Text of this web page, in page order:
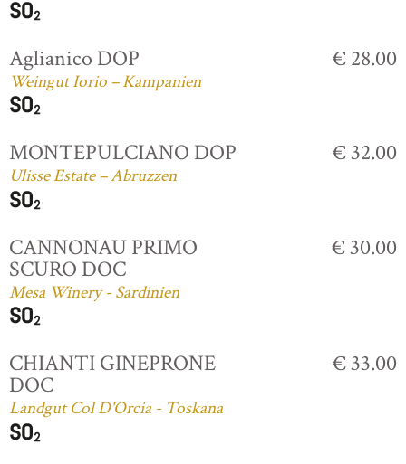
Aglianico DOP
Weingut Iorio – Kampanien
€ 28.00
MONTEPULCIANO DOP
Ulisse Estate – Abruzzen
€ 32.00
CANNONAU PRIMO
SCURO DOC
Mesa Winery - Sardinien
€ 30.00
CHIANTI GINEPRONE
DOC
Landgut Col D'Orcia - Toskana
€ 33.00